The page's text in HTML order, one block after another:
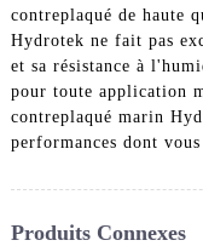
contreplaqué de haute
Hydrotek ne fait pas
et sa résistance à
pour toute application
contreplaqué marin
performances dont
Produits Connexes